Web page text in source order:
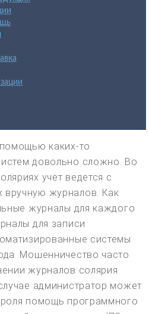
каких-то
довольно сложно. Во
учет ведется с
журналов. Как
журналы для каждого
для записи
системы
Мошенничество часто
журналов солярия
администратор может
помощь программного